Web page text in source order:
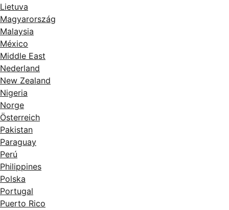
Lietuva
Magyarország
Malaysia
México
Middle East
Nederland
New Zealand
Nigeria
Norge
Österreich
Pakistan
Paraguay
Perú
Philippines
Polska
Portugal
Puerto Rico